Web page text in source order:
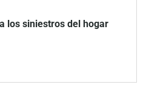
los siniestros del hogar